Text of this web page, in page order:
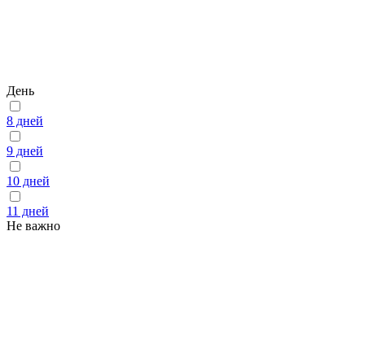
День
8 дней
9 дней
10 дней
11 дней
Не важно